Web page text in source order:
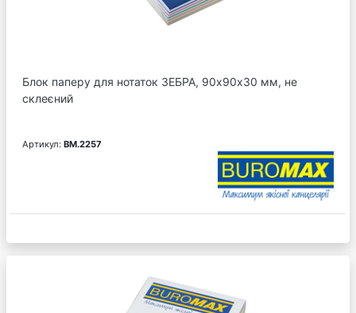
Блок паперу для нотаток ЗЕБРА, 90х90х30 мм, не
склеєний
Артикул: BM.2257